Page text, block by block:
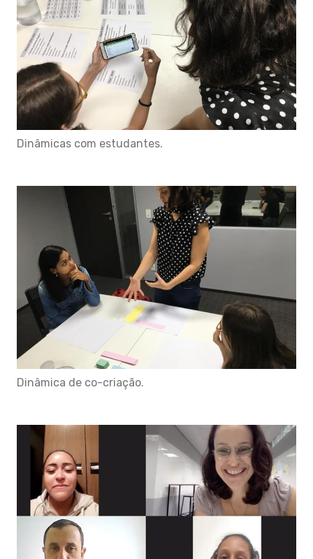
Dinâmicas com estudantes.
Dinâmica de co-criação.